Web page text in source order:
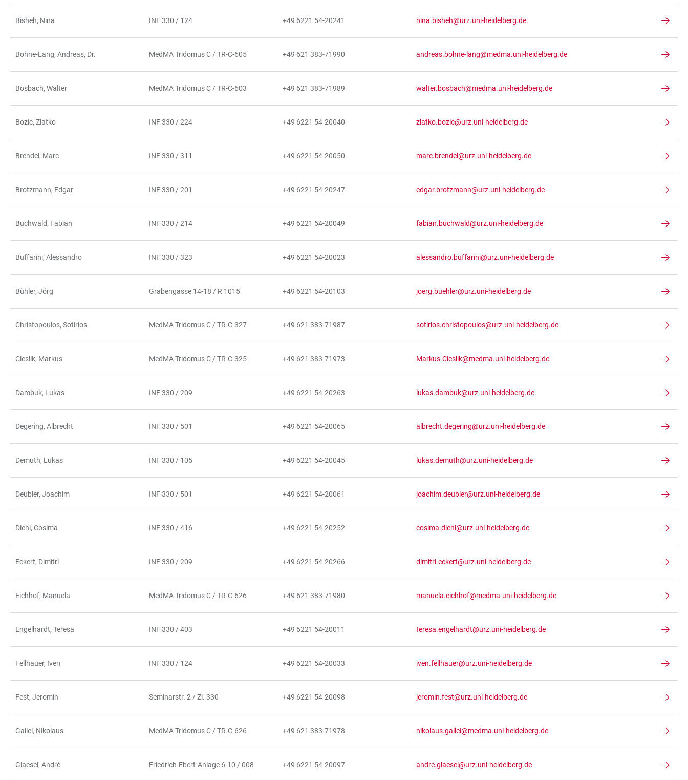
Bisheh, Nina INF 330 / 124 +49 6221 54-20241 nina.bisheh@urz.uni-heidelberg.de
Bohne-Lang, Andreas, Dr. MedMA Tridomus C / TR-C-605 +49 621 383-71990 andreas.bohne-lang@medma.uni-heidelberg.de
Bosbach, Walter MedMA Tridomus C / TR-C-603 +49 621 383-71989 walter.bosbach@medma.uni-heidelberg.de
Bozic, Zlatko INF 330 / 224 +49 6221 54-20040 zlatko.bozic@urz.uni-heidelberg.de
Brendel, Marc INF 330 / 311 +49 6221 54-20050 marc.brendel@urz.uni-heidelberg.de
Brotzmann, Edgar INF 330 / 201 +49 6221 54-20247 edgar.brotzmann@urz.uni-heidelberg.de
Buchwald, Fabian INF 330 / 214 +49 6221 54-20049 fabian.buchwald@urz.uni-heidelberg.de
Buffarini, Alessandro INF 330 / 323 +49 6221 54-20023 alessandro.buffarini@urz.uni-heidelberg.de
Bühler, Jörg Grabengasse 14-18 / R 1015 +49 6221 54-20103 joerg.buehler@urz.uni-heidelberg.de
Christopoulos, Sotirios MedMA Tridomus C / TR-C-327 +49 621 383-71987 sotirios.christopoulos@urz.uni-heidelberg.de
Cieslik, Markus MedMA Tridomus C / TR-C-325 +49 621 383-71973 Markus.Cieslik@medma.uni-heidelberg.de
Dambuk, Lukas INF 330 / 209 +49 6221 54-20263 lukas.dambuk@urz.uni-heidelberg.de
Degering, Albrecht INF 330 / 501 +49 6221 54-20065 albrecht.degering@urz.uni-heidelberg.de
Demuth, Lukas INF 330 / 105 +49 6221 54-20045 lukas.demuth@urz.uni-heidelberg.de
Deubler, Joachim INF 330 / 501 +49 6221 54-20061 joachim.deubler@urz.uni-heidelberg.de
Diehl, Cosima INF 330 / 416 +49 6221 54-20252 cosima.diehl@urz.uni-heidelberg.de
Eckert, Dimitri INF 330 / 209 +49 6221 54-20266 dimitri.eckert@urz.uni-heidelberg.de
Eichhof, Manuela MedMA Tridomus C / TR-C-626 +49 621 383-71980 manuela.eichhof@medma.uni-heidelberg.de
Engelhardt, Teresa INF 330 / 403 +49 6221 54-20011 teresa.engelhardt@urz.uni-heidelberg.de
Fellhauer, Iven INF 330 / 124 +49 6221 54-20033 iven.fellhauer@urz.uni-heidelberg.de
Fest, Jeromin Seminarstr. 2 / Zi. 330 +49 6221 54-20098 jeromin.fest@urz.uni-heidelberg.de
Gallei, Nikolaus MedMA Tridomus C / TR-C-626 +49 621 383-71978 nikolaus.gallei@medma.uni-heidelberg.de
Glaesel, André Friedrich-Ebert-Anlage 6-10 / 008 +49 6221 54-20097 andre.glaesel@urz.uni-heidelberg.de